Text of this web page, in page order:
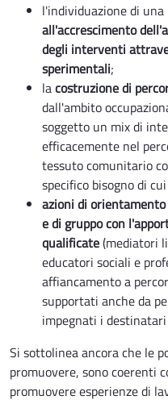
l'individuazione di una
all'accrescimento
degli interventi
sperimentali;
lacostruzione di
dall'ambito
soggetto un mix di
efficacemente nel
tessuto comunitario
specifico bisogno di
azioni di
e di gruppo con
qualificate(mediatori
educatori sociali e
affiancamento a
supportati anche da
impegnati i
Si sottolinea ancora che le
promuovere, sono coerenti
promuovere esperienze di